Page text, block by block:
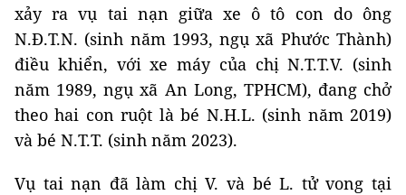
xảy ra vụ tai nạn giữa xe ô tô con do ông
N.Đ.T.N. (sinh năm 1993, ngụ xã Phước Thành)
điều khiển, với xe máy của chị N.T.T.V. (sinh
năm 1989, ngụ xã An Long, TPHCM), đang chở
theo hai con ruột là bé N.H.L. (sinh năm 2019)
và bé N.T.T. (sinh năm 2023).
Vụ tai nạn đã làm chị V. và bé L. tử vong tại